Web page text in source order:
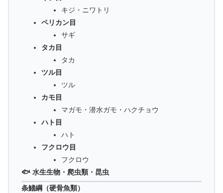
キジ・ニワトリ
ペリカン目
サギ
タカ目
タカ
ツル目
ツル
カモ目
マガモ・潜水ガモ・ハクチョウ
ハト目
ハト
フクロウ目
フクロウ
🐟 水生生物・爬虫類・昆虫
条鰭綱（硬骨魚類）